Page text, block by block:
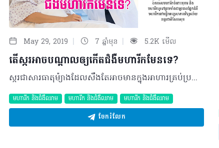
May 29, 2019 | 7 ឆ្នាំមុន | 5.2K មើល
តើស្ករអាចបណ្តាលឲ្យកើតជំងឺមហារីកមែនទេ?
ស្ករជាសារធាតុម៉្យាងដែលសឹងតែអាចមានក្នុងអាហារគ្រប់ប្រភេទ និងទទួលបានការពេញនិយមជាខ្លាំង។ ប៉ុន្តែ តើស្ករដែលយើងតែងបរិភោគរាល់ថ្ងៃពិតជាអាចបង្កឲ្យមានជំងឺមហារីកមែនទេ? ម៉្យាង តើប្រភេទស្ករទាំងអស់សុទ្ធតែអាចបង្កជាជំងឺមហារីក? សំណួរ៖ សំណួរមួយដែលតែងត្រូវបានចោទសួរពីសារធារណជននោះគឺ តើការបរិភោគស្ករមានទំនាក់ទំនងជាមួយជំងឺមហារីកដែរឬទេ? ចម្លើយ៖ ការឆ្លើយតបទៅនឹងសំណួរនេះគឺមិនងាយស្រួលនោះទេ។ ជាក់ស្តែងការសិក្សាបែបវិទ្យាសាស្ត្របានបង្ហាញថា ការបរិភោគស្ករបរិមាណច្រើនលើសលប់ និងរយៈពេលយូរអាចបង្កជាការកកើតខ្លាញ់ក្នុងរាងកាយកាន់តែច្រើនឡើងៗដែលអាចបង្កើនហានិភ័យនៃជំងឺមហារីកច្រើនប្រភេទ (មហារីកសុដន់ ឬមហារីកពោះវៀនធំ...)។ អាហារដែលសម្បូរស្ករអាចជំនួសតួនាទីសំខាន់ៗរបស់អាហារដែលសម្បូរទៅដោយជីវជាតិ (មានដូចជាវីតាមីន ជាតិរ៉ែ អាហារប្រភេទសរសៃ) ក្នុងការប្រឆាំងនឹងជំងឺមហារីកនៅក្នុងរាងកាយរបស់យើង។ កោសិកាទាំងអស់នៅក្នុងរាងកាយ រួមបញ្ចូលទាំងកោសិកាមហារីក ជាប្រភេទកោសិកាដែលប្រើប្រាស់ស្ករសម្រាប់បង្កើតថាមពលដើម្បីដំណើរការមុខងារប្រចាំថ្ងៃនានា។ រាងកាយរបស់យើងមានតួនាទីសំខាន់ក្នុងការត្រួតពិនិត្យកម្រិតជាតិស្ករក្នុងឈាមដូច្នេះគ្រប់កោសិកាទាំងអស់សុទ្ធតែអាចទទួលបានការផ្គត់ផ្គង់ថាមពលគ្រប់គ្រាន់ និងមានស្ថេរភាព។ តើស្ករបានមកពីណា? ស្ករ ឬហៅម៉្យាងទៀតថា កាបូហាយដ្រេត ត្រូវបានរកឃើញក្នុងធម្មជាតិនៅក្នុងប្រភេទអាហារដូចជាបន្លែ ផ្លែឈើ គ្រាប់ធញ្ញជាតិ សណ្តែក សណ្តែកបាយ និងប្រភេទអាហារដែលមានសារធាតុទឹកដោះគោមួយចំនួនទៀត។ ស្ករក៏ត្រូវបានគេបន្ថែមក្នុងអាហារដូចជា ភេសជ្ជៈផ្អែម គ្រាប់ធញ្ញជាតិកែច្នៃ ស្ករគ្រាប់ នំដុត និងបង្អែមជាដើម ។ តើយើងគួរចៀសវាងការបរិភោគស្ករគ្រប់ប្រភេទឬទេ? វាពិតជាពិបាកណាស់ក្នុងការចៀសវាងការបរិភោគគ្រប់ប្រភេទស្ករនៅក្នុងអាហាររបស់ពួកយើង។ បើទោះបីយើងអាចកាត់ផ្តាច់អាហារដែលមានបរិមាណស្ករទាំងនោះបានពិតមែន ក៏ដំណើរការក្នុងរាងកាយរបស់យើងនឹងបំបែកស្ករស្តុកទុកក្នុងសាច់ដុំ និងការបំបែកខ្លាញ់ស្តុកទុក ដើម្បីបង្កើតស្ករ ដែលកោសិកាផ្សេងៗត្រូវការ។ ប្រសិនបើករណីនេះកើតឡើង យើងអាចបាត់បង់ម៉ាស់សាច់ដុំ ទម្ងន់ កម្លាំង និងថាមពលរបស់រាងកាយទាំងមូល។ ក្នុងអំឡុងពេលព្យាបាលមហារីក ការបាត់បង់ទាំងនេះអាចបណ្តាលឲ្យមានការពន្យារពេលការព្យាបាល និងពន្យារពេលការជាសះស្បើយនៃជំងឺផងដែរ។ ហេតុនេះសម្រាប់អ្នកជំងឺមហារីក គួរតែត្រូវបានផ្តល់អនុសាសន៍ឲ្យ៖ - បរិភោគ បន្លែ ផ្លែឈើ គ្រាប់់ធញ្ញជាតិ សណ្តែកនិងសណ្តែកបាយ ដែលសុទ្ធតែជាប្រភេទអាហារផ្ទុកទៅដោយស្ករធម្មជាតិ និងមានសារធាតុប្រឆាំងជំងឺមហារីក មានដូចជា វីតាមីន ជាតិរ៉ែ និងPhytochemicals ផ្សេងៗទៀត។ - កាត់បន្ថយនូវប្រភេទអាហារដែលបន្ថែមស្ករខាងក្រៅនានា។ តើអ្នកជំងឺមហារីកអាចកាត់បន្ថយការទទួលទានស្ករបន្ថែមតាមរបៀបណា? 1) អានស្លាកព័ត៌មានអាហារដើម្បីកំណត់ពីបរិមាណស្ករបន្ថែម៖ ដោយអ្នកអាចស្វែងរកពាក្យស្ករស (Sugar) ស្ករពណ៌ត្នោត (Brown Sugar) ស្កររាវ ស្ករដុំ (Icing Sugar) ស្ករអំពៅ (Cane Sugar) សេរ៉ូពោតដែលមានបរិមាណខ្ពស់ Fructose (High Fructose Corn Syrup) ទឹកឃ្មុំ ទឹកផ្លែឈើដែលមានកំហាប់ខ្ពស់, Molasses, Agave syrup, Maple syrup, Maltodextrin, Maltsyrup, Demerara។ ឈ្មោះផ្សេងទៀតសម្រាប់សម្គាល់ស្ករ គឺពាក្យទាំងឡាយណាដែលបញ្ចប់ដោយ "ose" ដូចជា Sucrose, Fructose, Glucose, Glucose-fructose, Maltose, Dextrose, និង Galactose។ ប្រសិនបើពាក្យទាំងនេះត្រូវបានបញ្ចូលក្នុងតារាងគ្រឿងផ្សំនៅផ្នែកខាងលើបំផុត នេះមានន័យថាស្ករជាសារធាតុចម្បងដែលត្រូវបានប្រើប្រាស់ក្នុងផលិតផលដែលអ្នកកំពុងបរិភោគ។ 2) កម្រិតការទទួលទានភេសជ្ជៈដែលមានជាតិស្ករច្រើន៖ ឧទាហរណ៍ ភេសជ្ជៈផ្អែមដែលគ្មានជាតិអាល់កុល កាហ្វេ ឬតែដែលបន្ថែមស្ករ និងភេសជ្ជៈផ្តល់ថាមពលនានា។ សូមជ្រើសរើសភេសជ្ជៈដែលគ្មានផ្ទុកស្ករបន្ថែម (Added Sugar) តាមដែលអាចធ្វើបាន។ កាហ្វេ តែដែលគ្មានស្ករ ទឹកសុទ្ធ និងទឹកដោះគោគឺជាជម្រើសល្អសម្រាប់អ្នក។ ប្រសិនបើអ្នកត្រូវការកាល់ឡូរីបន្ថែម សូមព្យាយាមទទួលទានភេសជ្ជៈដែលផ្តល់កាល់ឡូរីខ្ពស់បែបធម្មជាតិនិងសុខភាពល្អ ដែលរួមមាន ផ្លែឈើទាំងមូល ប្រូតេអីុន និងអាហារប្រភេទសរសៃ។ 3) បន្ថយបរិមាណអាហារកែច្នៃ៖ ជាធម្មតា អាហារកែច្នៃតែងមានកម្រិតស្ករច្រើន ដូច្នេះអ្នកគួរជំនួសប្រភេទអាហារទាំងនេះ ដោយអាហារសុខភាពវិញ។ 4) រីករាយជាមួយបង្អែមនៅក្នុងឱកាសពិសេស និងបរិមាណតិច៖ ផ្លែឈើផ្អែមធម្មជាតិគឺជាជម្រើសល្អប្រចាំថ្ងៃ។ បកស្រាយដោយ៖ វេជ្ជបណ្ឌិត Turobova Tatiana ឯកទេសមហារីកចំពោះកុមារ និងមហារីកទូទៅព្រមទាំងជាប្រធានផ្នែកជំងឺមហារីកនៅមន្ទីរពេទ្យសាកលវិទ្យាល័យអន្តរជាតិសែនសុខ អត្ថបទ៖ ដកស្រង់ចេញពីទស្សនាវដ្ដី ហេលស៍ថាម ប្រូ លេខ ៧៨ ©2019 រក្សាសិទ្ធិគ្រប់យ៉ាង​ដោយ Healthtime Corporation ចំពោះគ្រប់អត្ថបទដោយគ្មានផ្នែកណាមួយត្រូវបោះពុម្ពផ្សាយចូល ប្រព័ន្ធអុីនធឺណែតឧបករណ៍អេឡិចត្រូនិកអាត់ជាសំឡេងឬថតចំលងគ្រប់រូបភាពដោយ
មហារីក និងជំងឺឈាម មហារីក និងជំងឺឈាម មហារីក និងជំងឺឈាម
ចែករំលែក